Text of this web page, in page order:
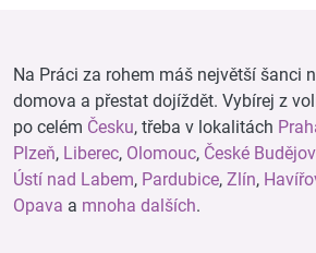
Na Práci za rohem máš největší šanci
domova a přestat dojíždět. Vybírej z
po celém Česku, třeba v lokalitách
Plzeň, Liberec, Olomouc, České
Ústí nad Labem, Pardubice, Zlín,
Opava a mnoha dalších.